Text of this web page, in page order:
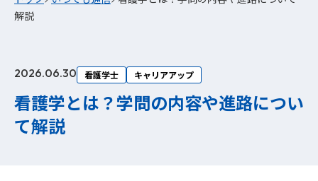
解説
2026.06.30 看護学士 キャリアアップ
看護学とは？学問の内容や進路につい
て解説